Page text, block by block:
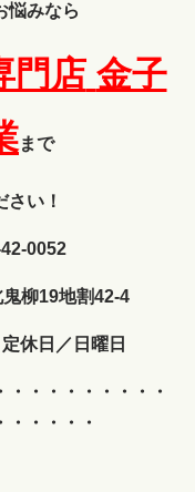
悩みなら
門店 金子
まで
さい！
0052
柳19地割42-4
日／日曜日
・・・・・・・・・
・・・・・